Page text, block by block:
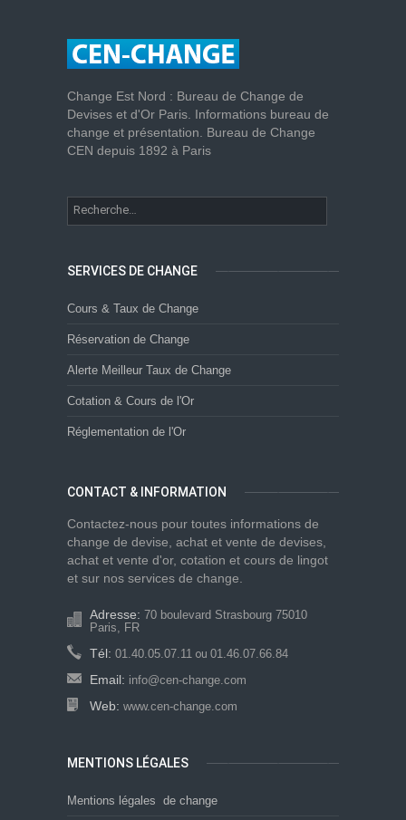
Change Est Nord : Bureau de Change de
Devises et d'Or Paris. Informations bureau de
change et présentation. Bureau de Change
CEN depuis 1892 à Paris
SERVICES DE CHANGE
Cours & Taux de Change
Réservation de Change
Alerte Meilleur Taux de Change
Cotation & Cours de l'Or
Réglementation de l'Or
CONTACT & INFORMATION
Contactez-nous pour toutes informations de
change de devise, achat et vente de devises,
achat et vente d'or, cotation et cours de lingot
et sur nos services de change.
Adresse: 70 boulevard Strasbourg 75010
Paris, FR
Tél: 01.40.05.07.11 ou 01.46.07.66.84
Email: info@cen-change.com
Web: www.cen-change.com
MENTIONS LÉGALES
Mentions légales de change